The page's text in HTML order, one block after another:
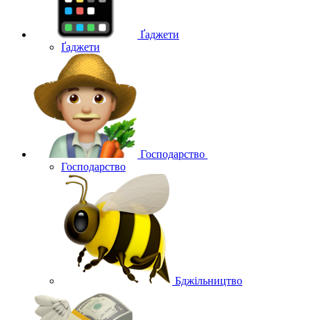
Ґаджети
Ґаджети
Господарство
Господарство
Бджільництво